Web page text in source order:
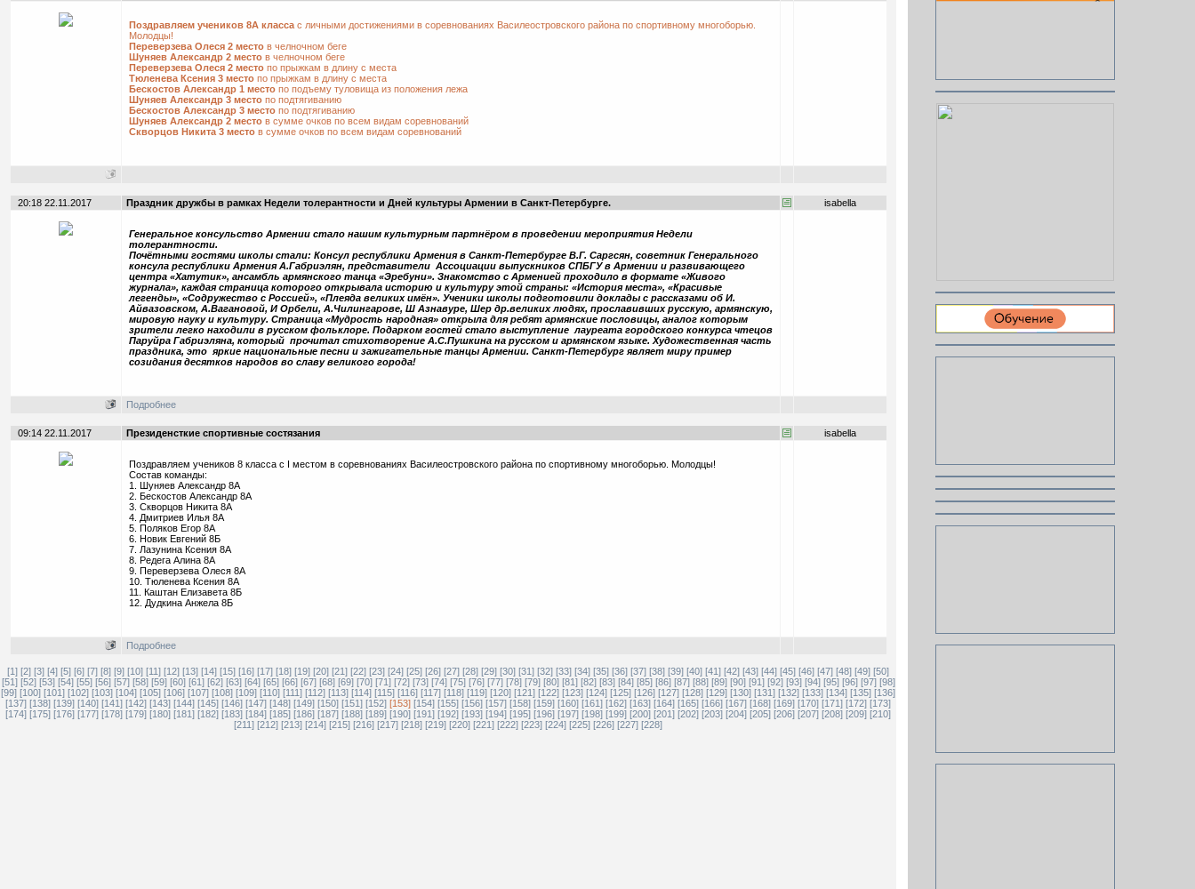
Поздравляем учеников 8А класса с личными достижениями в соревнованиях Василеостровского района по спортивному многоборью.
Молодцы!
Переверзева Олеся 2 место в челночном беге
Шуняев Александр 2 место в челночном беге
Переверзева Олеся 2 место по прыжкам в длину с места
Тюленева Ксения 3 место по прыжкам в длину с места
Бескостов Александр 1 место по подъему туловища из положения лежа
Шуняев Александр 3 место по подтягиванию
Бескостов Александр 3 место по подтягиванию
Шуняев Александр 2 место в сумме очков по всем видам соревнований
Скворцов Никита 3 место в сумме очков по всем видам соревнований
20:18 22.11.2017 Праздник дружбы в рамках Недели толерантности и Дней культуры Армении в Санкт-Петербурге. isabella
Генеральное консульство Армении стало нашим культурным партнёром в проведении мероприятия Недели
толерантности.
Почётными гостями школы стали: Консул республики Армения в Санкт-Петербурге В.Г. Саргсян, советник Генерального
консула республики Армения А.Габриэлян, представители Ассоциации выпускников СПБГУ в Армении и развивающего
центра «Хатутик», ансамбль армянского танца «Эребуни». Знакомство с Арменией проходило в формате «Живого
журнала», каждая страница которого открывала историю и культуру этой страны: «История места», «Красивые
легенды», «Содружество с Россией», «Плеяда великих имён». Ученики школы подготовили доклады с рассказами об И.
Айвазовском, А.Вагановой, И Орбели, А.Чилингарове, Ш Азнавуре, Шер др.великих людях, прославивших русскую, армянскую,
мировую науку и культуру. Страница «Мудрость народная» открыла для ребят армянские пословицы, аналог которым
зрители легко находили в русском фольклоре. Подарком гостей стало выступление лауреата городского конкурса чтецов
Паруйра Габриэляна, который прочитал стихотворение А.С.Пушкина на русском и армянском языке. Художественная часть
праздника, это яркие национальные песни и зажигательные танцы Армении. Санкт-Петербург являет миру пример
созидания десятков народов во славу великого города!
Подробнее
09:14 22.11.2017 Президенсткие спортивные состязания isabella
Поздравляем учеников 8 класса с I местом в соревнованиях Василеостровского района по спортивному многоборью. Молодцы!
Состав команды:
1. Шуняев Александр 8А
2. Бескостов Александр 8А
3. Скворцов Никита 8А
4. Дмитриев Илья 8А
5. Поляков Егор 8А
6. Новик Евгений 8Б
7. Лазунина Ксения 8А
8. Редега Алина 8А
9. Переверзева Олеся 8А
10. Тюленева Ксения 8А
11. Каштан Елизавета 8Б
12. Дудкина Анжела 8Б
Подробнее
[1] [2] [3] [4] [5] [6] [7] [8] [9] [10] [11] [12] [13] [14] [15] [16] [17] [18] [19] [20] [21] [22] [23] [24] [25] [26] [27] [28] [29] [30] [31] [32] [33] [34] [35] [36] [37] [38] [39] [40] [41] [42] [43] [44] [45] [46] [47] [48] [49] [50]
[51] [52] [53] [54] [55] [56] [57] [58] [59] [60] [61] [62] [63] [64] [65] [66] [67] [68] [69] [70] [71] [72] [73] [74] [75] [76] [77] [78] [79] [80] [81] [82] [83] [84] [85] [86] [87] [88] [89] [90] [91] [92] [93] [94] [95] [96] [97] [98]
[99] [100] [101] [102] [103] [104] [105] [106] [107] [108] [109] [110] [111] [112] [113] [114] [115] [116] [117] [118] [119] [120] [121] [122] [123] [124] [125] [126] [127] [128] [129] [130] [131] [132] [133] [134] [135] [136]
[137] [138] [139] [140] [141] [142] [143] [144] [145] [146] [147] [148] [149] [150] [151] [152] [153] [154] [155] [156] [157] [158] [159] [160] [161] [162] [163] [164] [165] [166] [167] [168] [169] [170] [171] [172] [173]
[174] [175] [176] [177] [178] [179] [180] [181] [182] [183] [184] [185] [186] [187] [188] [189] [190] [191] [192] [193] [194] [195] [196] [197] [198] [199] [200] [201] [202] [203] [204] [205] [206] [207] [208] [209] [210]
[211] [212] [213] [214] [215] [216] [217] [218] [219] [220] [221] [222] [223] [224] [225] [226] [227] [228]